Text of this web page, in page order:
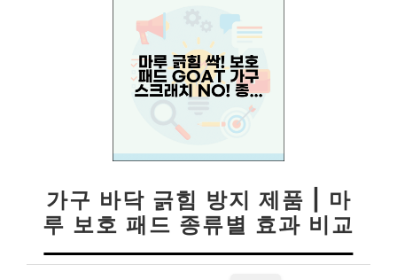
가구 바닥 긁힘 방지 제품 | 마
루 보호 패드 종류별 효과 비교